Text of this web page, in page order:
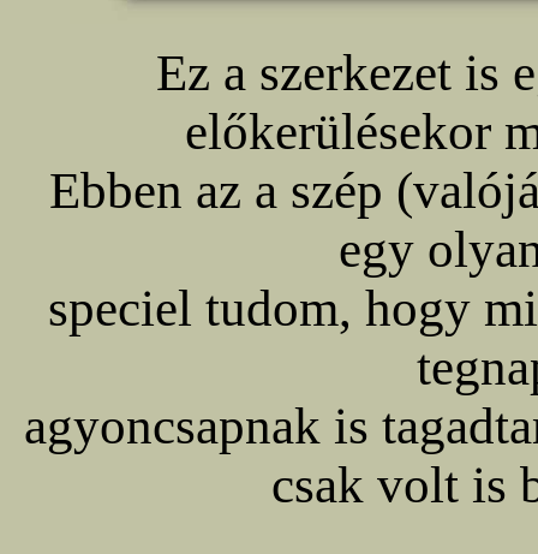
Ez a szerkezet is
előkerülésekor
Ebben az a szép
egy
speciel tudom, hogy
agyoncsapnak is
csak volt is